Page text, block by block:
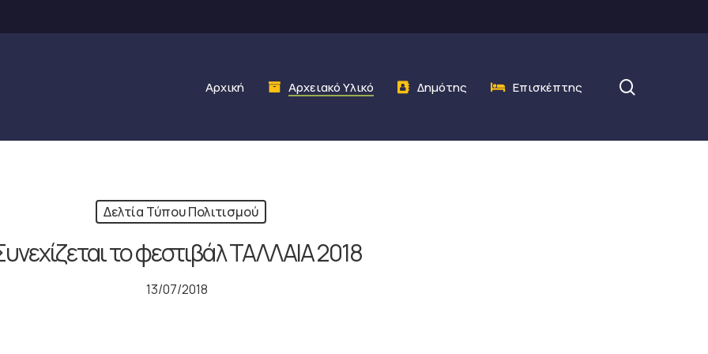
Αρχική Αρχειακό Υλικό Δημότης Επισκέπτης
Δελτία Τύπου Πολιτισμού
το φεστιβάλ ΤΑΛΛΑΙΑ 2018
13/07/2018